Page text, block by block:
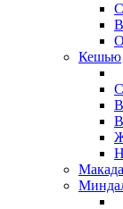
Кешью